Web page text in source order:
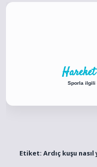
Sporla ilgili
Etiket: Ardıç kuşu nasıl